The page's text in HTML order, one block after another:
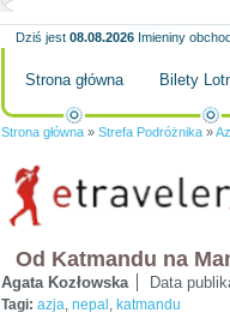
Dziś jest 08.08.2026 Imieniny
Strona główna Bilety
Strona główna » Strefa Podróżnika »
Od Katmandu na
Agata Kozłowska Data
Tagi: azja, nepal , katmandu